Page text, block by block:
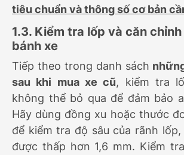
tiêu chuẩn và thông số cơ bản
1.3. Kiểm tra lốp và căn
bánh xe
Tiếp theo trong danh sách
sau khi mua xe cũ, kiểm tra
không thể bỏ qua để đảm bảo
Hãy dùng đồng xu hoặc thước
để kiểm tra độ sâu của rãnh
được thấp hơn 1,6 mm. Kiểm